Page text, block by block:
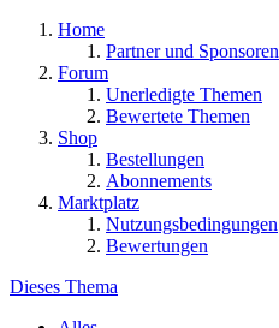
Home
Partner und Sponsoren
Forum
Unerledigte Themen
Bewertete Themen
Shop
Bestellungen
Abonnements
Marktplatz
Nutzungsbedingungen
Bewertungen
Dieses Thema